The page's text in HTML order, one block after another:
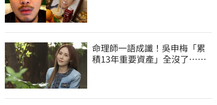
命理師一語成讖！吳申梅「累
積13年重要資產」全沒了…急